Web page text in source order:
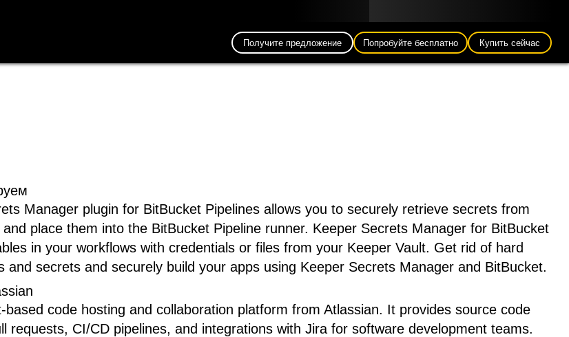
Получите предложение Попробуйте бесплатно Купить сейчас
Manager plugin for BitBucket Pipelines allows you to securely retrieve secrets from
place them into the BitBucket Pipeline runner. Keeper Secrets Manager for BitBucket
in your workflows with credentials or files from your Keeper Vault. Get rid of hard
and secrets and securely build your apps using Keeper Secrets Manager and BitBucket.
based code hosting and collaboration platform from Atlassian. It provides source code
requests, CI/CD pipelines, and integrations with Jira for software development teams.